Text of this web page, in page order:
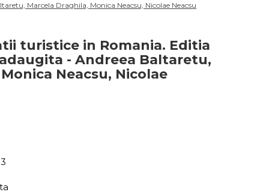
Marcela Draghila, Monica Neacsu, Nicolae Neacsu
turistice in Romania. Editia
- Andreea Baltaretu,
Neacsu, Nicolae